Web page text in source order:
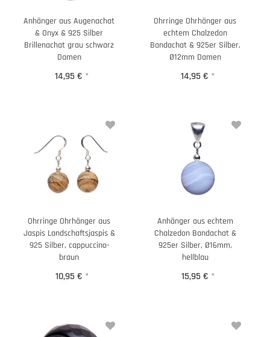
Anhänger aus Augenachat
& Onyx & 925 Silber
Brillenachat grau schwarz
Damen
14,95 € *
Ohrringe Ohrhänger aus
echtem Chalzedon
Bandachat & 925er Silber,
Ø12mm Damen
14,95 € *
Ohrringe Ohrhänger aus
Jaspis Landschaftsjaspis &
925 Silber, cappuccino-
braun
10,95 € *
Anhänger aus echtem
Chalzedon Bandachat &
925er Silber, Ø16mm,
hellblau
15,95 € *